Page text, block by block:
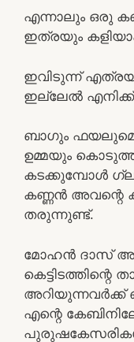
എന്നാലും ഒരു
ഇത്രയും
ഇവിടുന്ന്
ഇല്ലേൽ
ബാഗും
ഉമ്മയും കൊടുത്ത്
കടക്കുമ്പോൾ
കണ്ണൻ അവന്റെ
തരുന്നുണ്ട്.
മോഹൻ ദാസ്
കെട്ടിടത്തിന്റെ
എന്റെ